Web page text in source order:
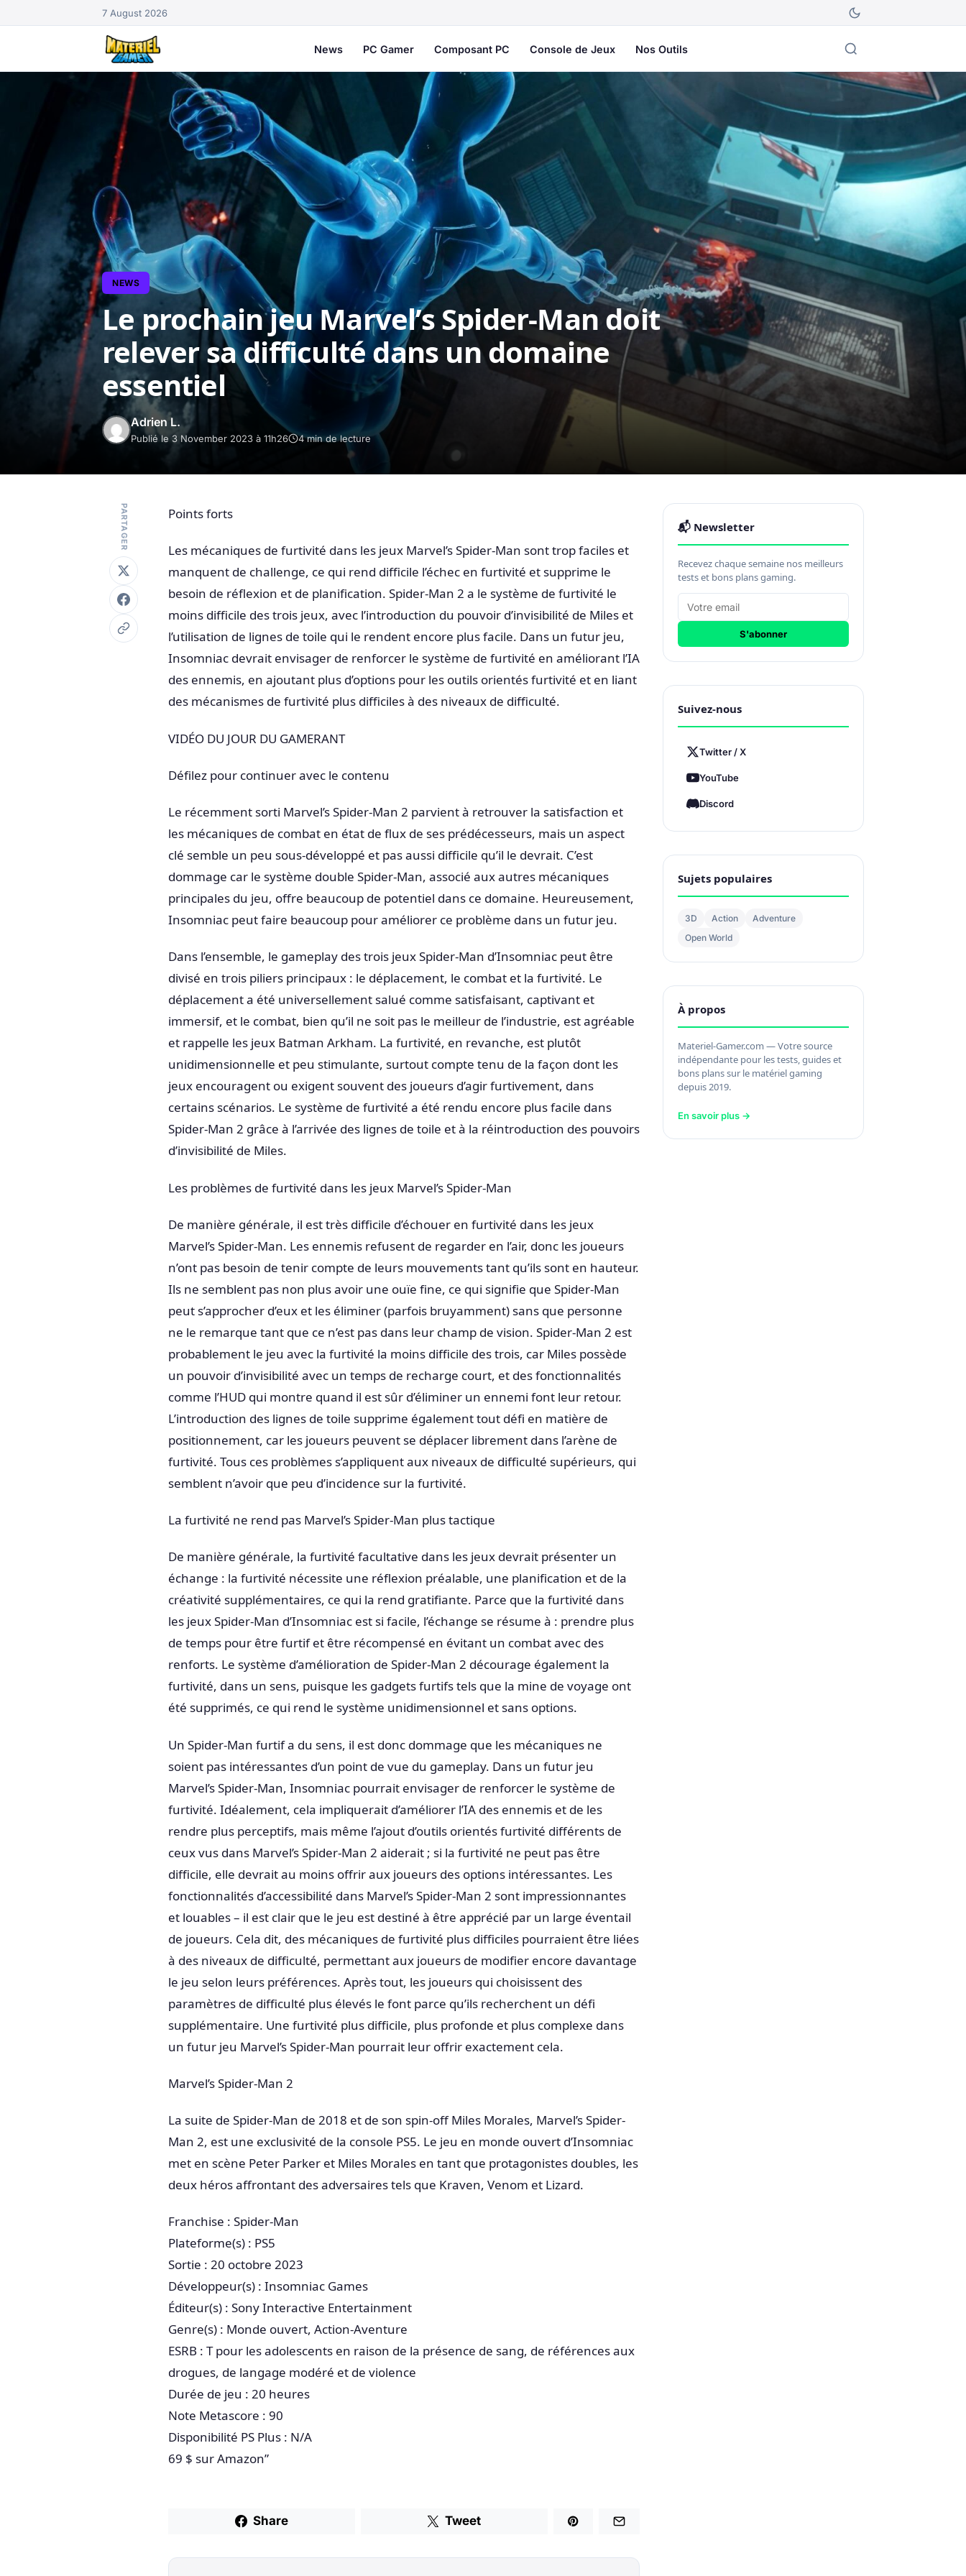
7 August 2026
News PC Gamer Composant PC Console de Jeux Nos Outils
NEWS
Le prochain jeu Marvel’s Spider-Man doit
relever sa difficulté dans un domaine
essentiel
Adrien L.
Publié le 3 November 2023 à 11h26 4 min de lecture
PARTAGER Points forts
Les mécaniques de furtivité dans les jeux Marvel’s Spider-Man sont trop faciles et
manquent de challenge, ce qui rend difficile l’échec en furtivité et supprime le
besoin de réflexion et de planification. Spider-Man 2 a le système de furtivité le
moins difficile des trois jeux, avec l’introduction du pouvoir d’invisibilité de Miles et
l’utilisation de lignes de toile qui le rendent encore plus facile. Dans un futur jeu,
Insomniac devrait envisager de renforcer le système de furtivité en améliorant l’IA
des ennemis, en ajoutant plus d’options pour les outils orientés furtivité et en liant
des mécanismes de furtivité plus difficiles à des niveaux de difficulté.
VIDÉO DU JOUR DU GAMERANT
Défilez pour continuer avec le contenu
Le récemment sorti Marvel’s Spider-Man 2 parvient à retrouver la satisfaction et
les mécaniques de combat en état de flux de ses prédécesseurs, mais un aspect
clé semble un peu sous-développé et pas aussi difficile qu’il le devrait. C’est
dommage car le système double Spider-Man, associé aux autres mécaniques
principales du jeu, offre beaucoup de potentiel dans ce domaine. Heureusement,
Insomniac peut faire beaucoup pour améliorer ce problème dans un futur jeu.
Dans l’ensemble, le gameplay des trois jeux Spider-Man d’Insomniac peut être
divisé en trois piliers principaux : le déplacement, le combat et la furtivité. Le
déplacement a été universellement salué comme satisfaisant, captivant et
immersif, et le combat, bien qu’il ne soit pas le meilleur de l’industrie, est agréable
et rappelle les jeux Batman Arkham. La furtivité, en revanche, est plutôt
unidimensionnelle et peu stimulante, surtout compte tenu de la façon dont les
jeux encouragent ou exigent souvent des joueurs d’agir furtivement, dans
certains scénarios. Le système de furtivité a été rendu encore plus facile dans
Spider-Man 2 grâce à l’arrivée des lignes de toile et à la réintroduction des pouvoirs
d’invisibilité de Miles.
Les problèmes de furtivité dans les jeux Marvel’s Spider-Man
De manière générale, il est très difficile d’échouer en furtivité dans les jeux
Marvel’s Spider-Man. Les ennemis refusent de regarder en l’air, donc les joueurs
n’ont pas besoin de tenir compte de leurs mouvements tant qu’ils sont en hauteur.
Ils ne semblent pas non plus avoir une ouïe fine, ce qui signifie que Spider-Man
peut s’approcher d’eux et les éliminer (parfois bruyamment) sans que personne
ne le remarque tant que ce n’est pas dans leur champ de vision. Spider-Man 2 est
probablement le jeu avec la furtivité la moins difficile des trois, car Miles possède
un pouvoir d’invisibilité avec un temps de recharge court, et des fonctionnalités
comme l’HUD qui montre quand il est sûr d’éliminer un ennemi font leur retour.
L’introduction des lignes de toile supprime également tout défi en matière de
positionnement, car les joueurs peuvent se déplacer librement dans l’arène de
furtivité. Tous ces problèmes s’appliquent aux niveaux de difficulté supérieurs, qui
semblent n’avoir que peu d’incidence sur la furtivité.
La furtivité ne rend pas Marvel’s Spider-Man plus tactique
De manière générale, la furtivité facultative dans les jeux devrait présenter un
échange : la furtivité nécessite une réflexion préalable, une planification et de la
créativité supplémentaires, ce qui la rend gratifiante. Parce que la furtivité dans
les jeux Spider-Man d’Insomniac est si facile, l’échange se résume à : prendre plus
de temps pour être furtif et être récompensé en évitant un combat avec des
renforts. Le système d’amélioration de Spider-Man 2 décourage également la
furtivité, dans un sens, puisque les gadgets furtifs tels que la mine de voyage ont
été supprimés, ce qui rend le système unidimensionnel et sans options.
Un Spider-Man furtif a du sens, il est donc dommage que les mécaniques ne
soient pas intéressantes d’un point de vue du gameplay. Dans un futur jeu
Marvel’s Spider-Man, Insomniac pourrait envisager de renforcer le système de
furtivité. Idéalement, cela impliquerait d’améliorer l’IA des ennemis et de les
rendre plus perceptifs, mais même l’ajout d’outils orientés furtivité différents de
ceux vus dans Marvel’s Spider-Man 2 aiderait ; si la furtivité ne peut pas être
difficile, elle devrait au moins offrir aux joueurs des options intéressantes. Les
fonctionnalités d’accessibilité dans Marvel’s Spider-Man 2 sont impressionnantes
et louables – il est clair que le jeu est destiné à être apprécié par un large éventail
de joueurs. Cela dit, des mécaniques de furtivité plus difficiles pourraient être liées
à des niveaux de difficulté, permettant aux joueurs de modifier encore davantage
le jeu selon leurs préférences. Après tout, les joueurs qui choisissent des
paramètres de difficulté plus élevés le font parce qu’ils recherchent un défi
supplémentaire. Une furtivité plus difficile, plus profonde et plus complexe dans
un futur jeu Marvel’s Spider-Man pourrait leur offrir exactement cela.
Marvel’s Spider-Man 2
La suite de Spider-Man de 2018 et de son spin-off Miles Morales, Marvel’s Spider-
Man 2, est une exclusivité de la console PS5. Le jeu en monde ouvert d’Insomniac
met en scène Peter Parker et Miles Morales en tant que protagonistes doubles, les
deux héros affrontant des adversaires tels que Kraven, Venom et Lizard.
Franchise : Spider-Man
Plateforme(s) : PS5
Sortie : 20 octobre 2023
Développeur(s) : Insomniac Games
Éditeur(s) : Sony Interactive Entertainment
Genre(s) : Monde ouvert, Action-Aventure
ESRB : T pour les adolescents en raison de la présence de sang, de références aux
drogues, de langage modéré et de violence
Durée de jeu : 20 heures
Note Metascore : 90
Disponibilité PS Plus : N/A
69 $ sur Amazon”
Share Tweet
📬 Newsletter
Recevez chaque semaine nos meilleurs
tests et bons plans gaming.
S'abonner
Suivez-nous
Twitter / X
YouTube
Discord
Sujets populaires
3D Action
Adventure
Open World
À propos
Materiel-Gamer.com — Votre source
indépendante pour les tests, guides et
bons plans sur le matériel gaming
depuis 2019.
En savoir plus →